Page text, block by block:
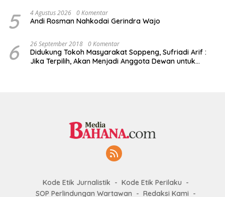
5 4 Agustus 2026 0 Komentar
Andi Rosman Nahkodai Gerindra Wajo
6 26 September 2018 0 Komentar
Didukung Tokoh Masyarakat Soppeng, Sufriadi Arif :
Jika Terpilih, Akan Menjadi Anggota Dewan untuk
Kode Etik Jurnalistik
Kode Etik Perilaku
SOP Perlindungan Wartawan
Redaksi Kami